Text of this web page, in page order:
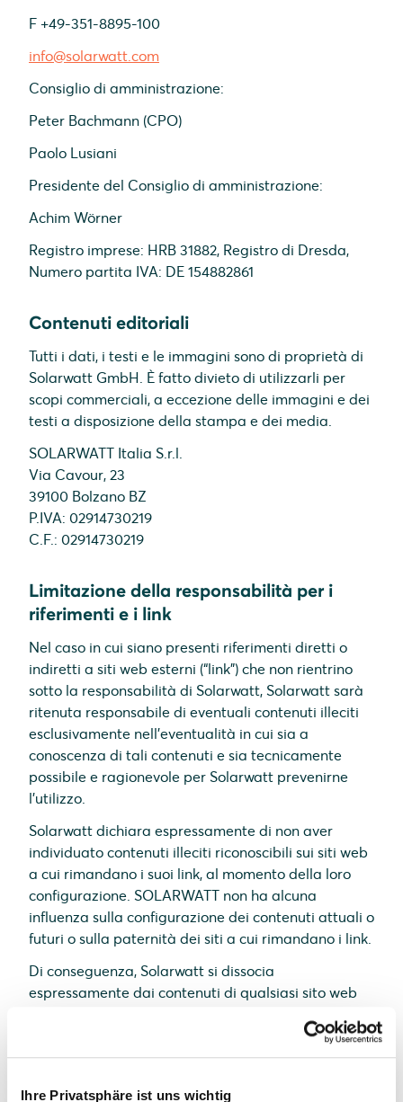
Ihre Privatsphäre ist uns wichtig
F +49-351-8895-100
info@solarwatt.com
Consiglio di amministrazione:
Peter Bachmann (CPO)
Paolo Lusiani
Presidente del Consiglio di amministrazione:
Achim Wörner
Registro imprese: HRB 31882, Registro di Dresda,
Numero partita IVA: DE 154882861
Contenuti editoriali
Tutti i dati, i testi e le immagini sono di proprietà di
Solarwatt GmbH. È fatto divieto di utilizzarli per
scopi commerciali, a eccezione delle immagini e dei
testi a disposizione della stampa e dei media.
SOLARWATT Italia S.r.l.
Via Cavour, 23
39100 Bolzano BZ
P.IVA: 02914730219
C.F.: 02914730219
Limitazione della responsabilità per i
riferimenti e i link
Nel caso in cui siano presenti riferimenti diretti o
indiretti a siti web esterni (“link”) che non rientrino
sotto la responsabilità di Solarwatt, Solarwatt sarà
ritenuta responsabile di eventuali contenuti illeciti
esclusivamente nell’eventualità in cui sia a
conoscenza di tali contenuti e sia tecnicamente
possibile e ragionevole per Solarwatt prevenirne
l’utilizzo.
Solarwatt dichiara espressamente di non aver
individuato contenuti illeciti riconoscibili sui siti web
a cui rimandano i suoi link, al momento della loro
configurazione. SOLARWATT non ha alcuna
influenza sulla configurazione dei contenuti attuali o
futuri o sulla paternità dei siti a cui rimandano i link.
Di conseguenza, Solarwatt si dissocia
espressamente dai contenuti di qualsiasi sito web
Tale dichiarazione si applica a tutti i link e
riferimenti presenti in qualsiasi pagina web di